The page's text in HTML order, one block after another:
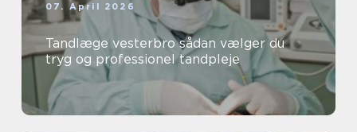
07. April 2026
Tandlæge vesterbro sådan vælger du
tryg og professionel tandpleje